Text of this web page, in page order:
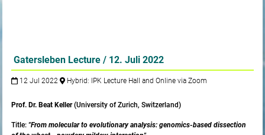
Gatersleben Lecture / 12. Juli 2022
12 Jul 2022 Hybrid: IPK Lecture Hall and Online via Zoom
Prof. Dr. Beat Keller(University of Zurich, Switzerland)
Title:"From molecular to evolutionary analysis: genomics-based dissection